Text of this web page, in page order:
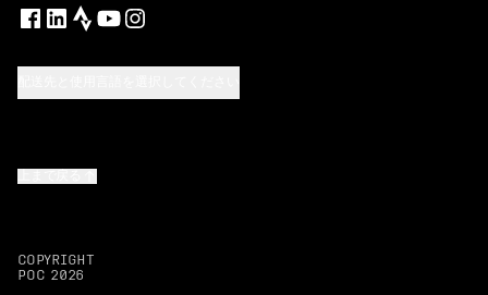
COPYRIGHT
POC 2026